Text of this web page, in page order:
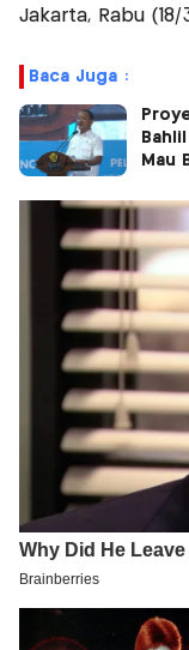
Jakarta, Rabu (18/
Baca Juga :
Mau